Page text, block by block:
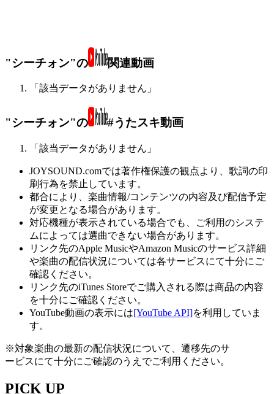
"シーチォン"の 関連動画
「該当データがありません」
"シーチォン"の #うたスキ動画
「該当データがありません」
JOYSOUND.comでは著作権保護の観点より、歌詞の印
刷行為を禁止しています。
都合により、楽曲情報/コンテンツの内容及び配信予定
が変更となる場合があります。
対応機種が表示されている場合でも、ご利用のシステ
ムによっては選曲できない場合があります。
リンク先のApple MusicやAmazon Musicのサービス詳細
や楽曲の配信状況については各サービスにて十分にご
確認ください。
リンク先のiTunes Storeでご購入される際は商品の内容
を十分にご確認ください。
YouTube動画の表示には[YouTube API]を利用していま
す。
※対象楽曲の最新の配信状況について、遷移先のサ
ービスにて十分にご確認のうえでご利用ください。
PICK UP